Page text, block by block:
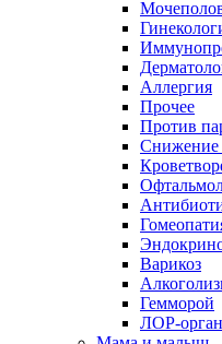
Аллергия
Прочее
Против
Снижение
Варикоз
Гемморой
ЛОР-